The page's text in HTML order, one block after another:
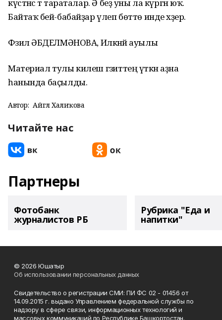
күстәнәс тә тараталар. Ә беҙ уны ла күргән юҡ.
Байтаҡ әбей-бабайҙар үлеп бөттө инде хәҙер.
Фәзилә ӘБДЕЛМӘНОВА, Илкәнәй ауылы
Материал тулы килеш гәзиттең үткән аҙна
һанында баҫылды.
Автор: Айгөл Халиҡова
Читайте нас
Партнеры
Фотобанк
журналистов РБ
Рубрика "Еда и
напитки"
© 2026 Юшатыр
Об использовании персональных данных
Свидетельство о регистрации СМИ: ПИ ФС 02 - 01456 от
14.09.2015 г. выдано Управлением федеральной службы по
надзору в сфере связи, информационных технологий и
массовых коммуникаций по Республике Башкортостан.